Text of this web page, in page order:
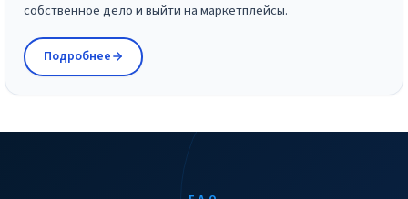
собственное дело и выйти на маркетплейсы.
Подробнее